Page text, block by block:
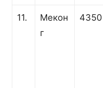
11.
Мекон
г
4350